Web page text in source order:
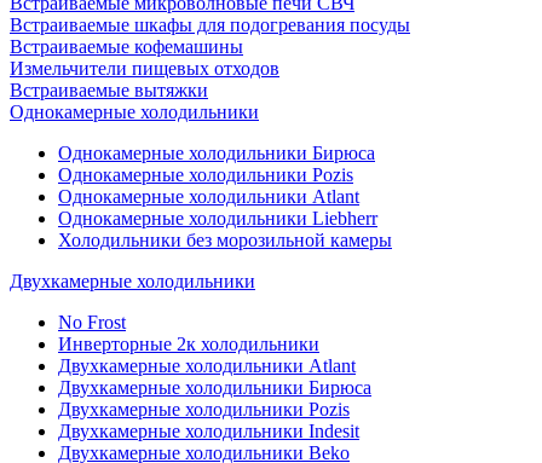
Встраиваемые шкафы для подогревания посуды
Встраиваемые кофемашины
Измельчители пищевых отходов
Встраиваемые вытяжки
Однокамерные холодильники
Однокамерные холодильники Бирюса
Однокамерные холодильники Pozis
Однокамерные холодильники Atlant
Однокамерные холодильники Liebherr
Холодильники без морозильной камеры
Двухкамерные холодильники
No Frost
Инверторные 2к холодильники
Двухкамерные холодильники Atlant
Двухкамерные холодильники Бирюса
Двухкамерные холодильники Pozis
Двухкамерные холодильники Indesit
Двухкамерные холодильники Beko